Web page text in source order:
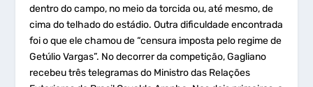
dentro do campo, no meio da torcida ou, até mesmo, de
cima do telhado do estádio. Outra dificuldade encontrada
foi o que ele chamou de “censura imposta pelo regime de
Getúlio Vargas”. No decorrer da competição, Gagliano
recebeu três telegramas do Ministro das Relações